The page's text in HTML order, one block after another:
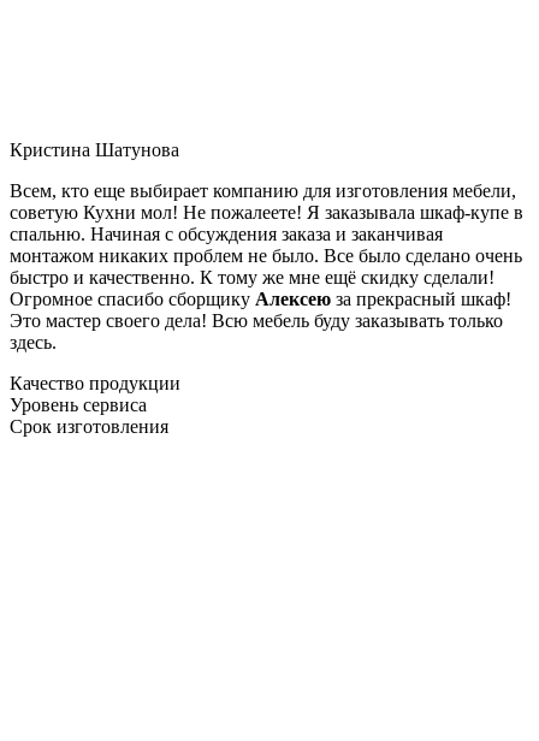
Кристина Шатунова
Всем, кто еще выбирает компанию для изготовления мебели,
советую Кухни мол! Не пожалеете! Я заказывала шкаф-купе в
спальню. Начиная с обсуждения заказа и заканчивая
монтажом никаких проблем не было. Все было сделано очень
быстро и качественно. К тому же мне ещё скидку сделали!
Огромное спасибо сборщику Алексею за прекрасный шкаф!
Это мастер своего дела! Всю мебель буду заказывать только
здесь.
Качество продукции
Уровень сервиса
Срок изготовления